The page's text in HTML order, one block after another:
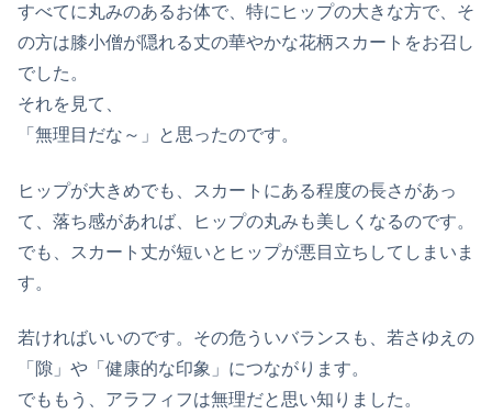
すべてに丸みのあるお体で、特にヒップの大きな方で、そ
の方は膝小僧が隠れる丈の華やかな花柄スカートをお召し
でした。
それを見て、
「無理目だな～」と思ったのです。
ヒップが大きめでも、スカートにある程度の長さがあっ
て、落ち感があれば、ヒップの丸みも美しくなるのです。
でも、スカート丈が短いとヒップが悪目立ちしてしまいま
す。
若ければいいのです。その危ういバランスも、若さゆえの
「隙」や「健康的な印象」につながります。
でももう、アラフィフは無理だと思い知りました。